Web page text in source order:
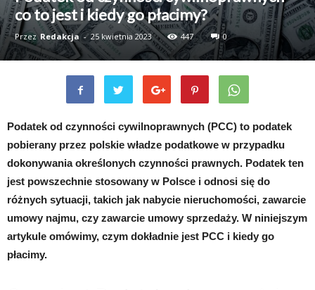
co to jest i kiedy go płacimy?
Przez Redakcja - 25 kwietnia 2023 447 0
Podatek od czynności cywilnoprawnych (PCC) to podatek
pobierany przez polskie władze podatkowe w przypadku
dokonywania określonych czynności prawnych. Podatek ten
jest powszechnie stosowany w Polsce i odnosi się do
różnych sytuacji, takich jak nabycie nieruchomości, zawarcie
umowy najmu, czy zawarcie umowy sprzedaży. W niniejszym
artykule omówimy, czym dokładnie jest PCC i kiedy go
płacimy.